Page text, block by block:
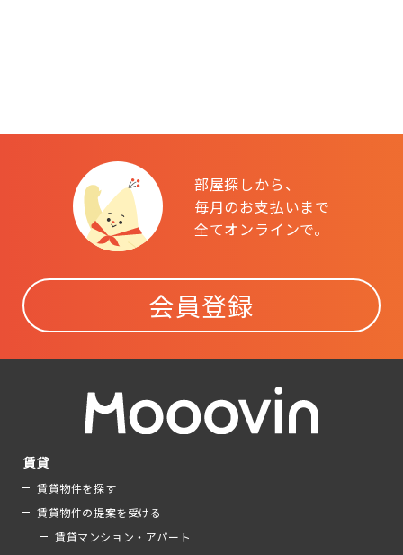
部屋探しから、
毎月のお支払いまで
全てオンラインで。
会員登録
賃貸
賃貸物件を探す
賃貸物件の提案を受ける
賃貸マンション・アパート